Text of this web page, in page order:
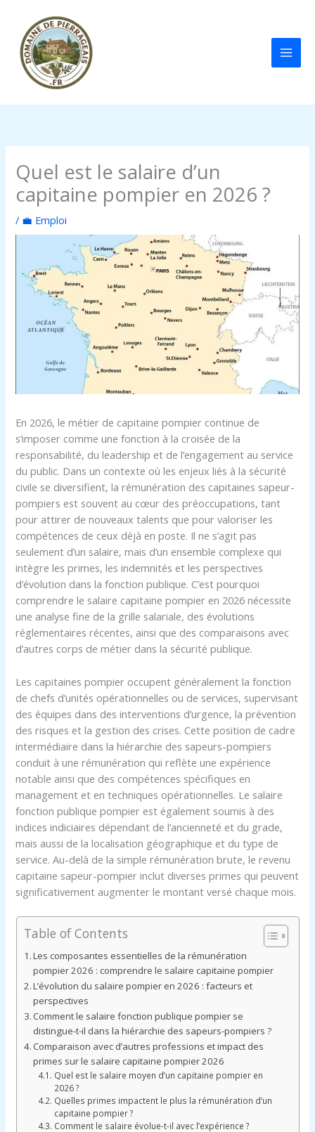
contenu
Quel est le salaire d’un
capitaine pompier en 2026 ?
/ 💼 Emploi
En 2026, le métier de capitaine pompier continue de
s’imposer comme une fonction à la croisée de la
responsabilité, du leadership et de l’engagement au service
du public. Dans un contexte où les enjeux liés à la sécurité
civile se diversifient, la rémunération des capitaines sapeur-
pompiers est souvent au cœur des préoccupations, tant
pour attirer de nouveaux talents que pour valoriser les
compétences de ceux déjà en poste. Il ne s’agit pas
seulement d’un salaire, mais d’un ensemble complexe qui
intègre les primes, les indemnités et les perspectives
d’évolution dans la fonction publique. C’est pourquoi
comprendre le salaire capitaine pompier en 2026 nécessite
une analyse fine de la grille salariale, des évolutions
réglementaires récentes, ainsi que des comparaisons avec
d’autres corps de métier dans la sécurité publique.
Les capitaines pompier occupent généralement la fonction
de chefs d’unités opérationnelles ou de services, supervisant
des équipes dans des interventions d’urgence, la prévention
des risques et la gestion des crises. Cette position de cadre
intermédiaire dans la hiérarchie des sapeurs-pompiers
conduit à une rémunération qui reflète une expérience
notable ainsi que des compétences spécifiques en
management et en techniques opérationnelles. Le salaire
fonction publique pompier est également soumis à des
indices indiciaires dépendant de l’ancienneté et du grade,
mais aussi de la localisation géographique et du type de
service. Au-delà de la simple rémunération brute, le revenu
capitaine sapeur-pompier inclut diverses primes qui peuvent
significativement augmenter le montant versé chaque mois.
Table of Contents
Les composantes essentielles de la rémunération
pompier 2026 : comprendre le salaire capitaine pompier
L’évolution du salaire pompier en 2026 : facteurs et
perspectives
Comment le salaire fonction publique pompier se
distingue-t-il dans la hiérarchie des sapeurs-pompiers ?
Comparaison avec d’autres professions et impact des
primes sur le salaire capitaine pompier 2026
Quel est le salaire moyen d’un capitaine pompier en
2026 ?
Quelles primes impactent le plus la rémunération d’un
capitaine pompier ?
Comment le salaire évolue-t-il avec l’expérience ?